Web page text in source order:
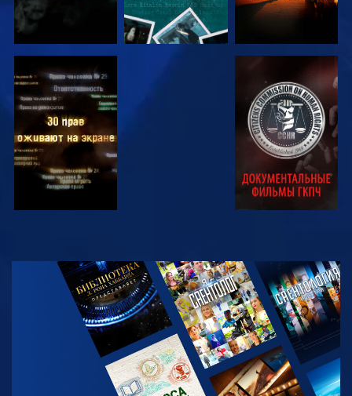
СМОТРЕТЬ СМОТРЕТЬ
СМОТРЕТЬ
СМОТРЕТЬ
ПЕРЕДАЧИ